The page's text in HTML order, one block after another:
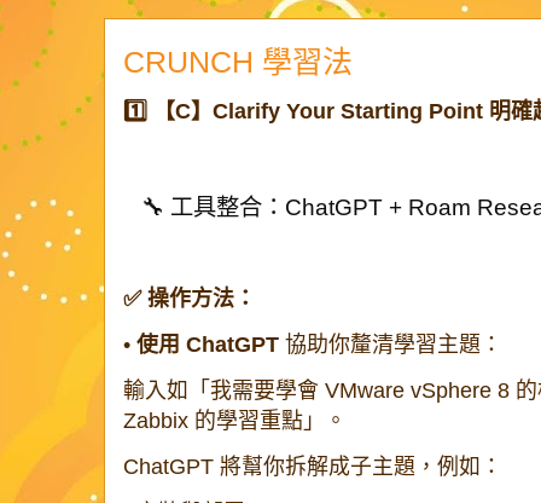
CRUNCH 學習法
1️⃣ 【C】Clarify Your Starting Point 明確
🔧 工具整合：ChatGPT + Roam
✅ 操作方法：
• 使用 ChatGPT 協助你釐清學習主題：
輸入如「我需要學會 VMware vSphere 8
Zabbix 的學習重點」。
ChatGPT 將幫你拆解成子主題，例如：